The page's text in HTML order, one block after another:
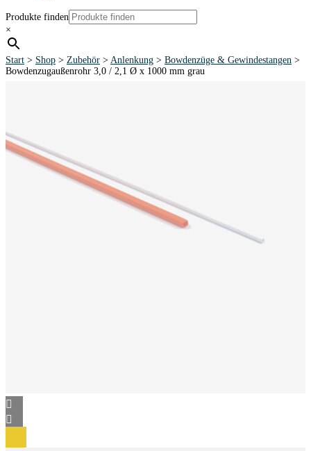
Produkte finden
×
Start > Shop > Zubehör > Anlenkung > Bowdenzüge & Gewindestangen >
Bowdenzugaußenrohr 3,0 / 2,1 Ø x 1000 mm grau